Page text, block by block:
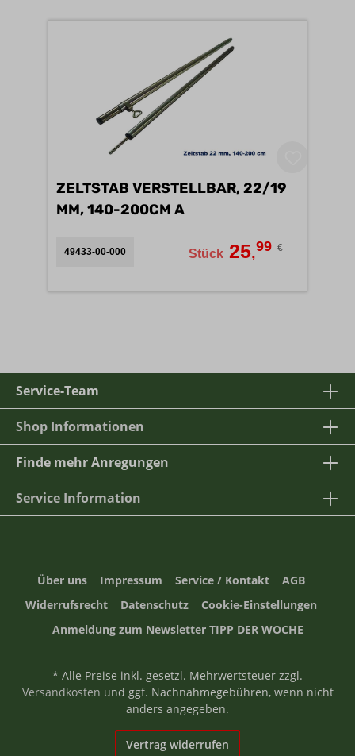
ZELTSTAB VERSTELLBAR, 22/19
MM, 140-200CM A
49433-00-000 Stück 25,99 €
Service-Team
Shop Informationen
Finde mehr Anregungen
Service Information
Über uns Impressum Service / Kontakt
AGB
Widerrufsrecht
Datenschutz
Cookie-Einstellungen
Anmeldung zum Newsletter TIPP DER WOCHE
* Alle Preise inkl. gesetzl. Mehrwertsteuer zzgl.
Versandkosten und ggf. Nachnahmegebühren, wenn nicht
anders angegeben.
Vertrag widerrufen